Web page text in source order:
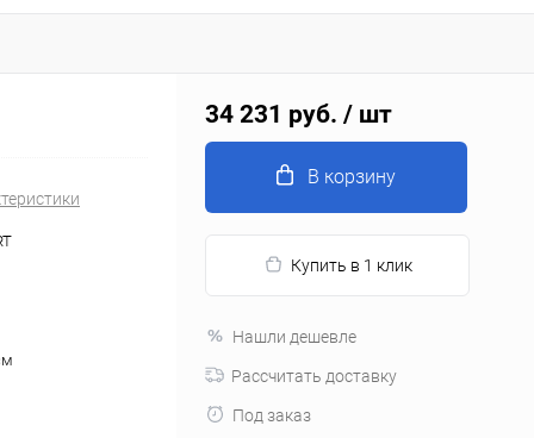
34 231 руб. / шт
В корзину
Купить в 1 клик
Нашли дешевле
Рассчитать доставку
Под заказ